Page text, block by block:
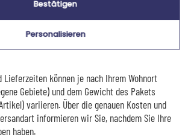
EXPRESS
nach Hause
Voraussichtliches Lieferdatum
7 August 2026
Lieferzeiten können je nach Ihrem Wohnort
Gebiete) und dem Gewicht des Pakets
variieren. Über die genauen Kosten und
informieren wir Sie, nachdem Sie Ihre
haben.
Bestätigen
Personalisieren